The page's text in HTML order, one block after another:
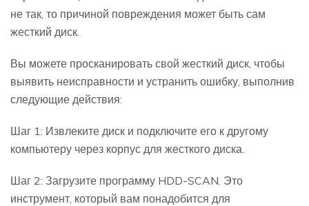
не так, то причиной повреждения может быть сам
жесткий диск.
Вы можете просканировать свой жесткий диск, чтобы
выявить неисправности и устранить ошибку, выполнив
следующие действия:
Шаг 1: Извлеките диск и подключите его к другому
компьютеру через корпус для жесткого диска.
Шаг 2: Загрузите программу HDD-SCAN. Это
инструмент, который вам понадобится для